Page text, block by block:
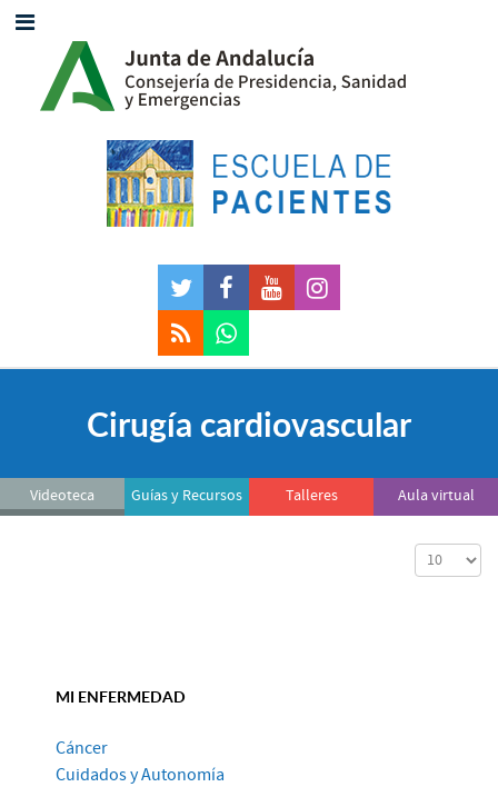
Cirugía cardiovascular
Videoteca Guías y Recursos Talleres Aula virtual
Cantidad
MI ENFERMEDAD
Cáncer
Cuidados y Autonomía